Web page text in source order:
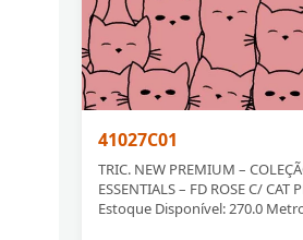
41027C01
TRIC. NEW PREMIUM –
ESSENTIALS – FD ROSE C/ CAT
Estoque Disponível: 270.0